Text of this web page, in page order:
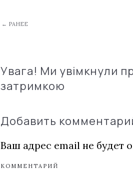
← РАНЕЕ
Увага! Ми увімкнули
затримкою
Добавить
Ваш адрес email не будет
КОММЕНТАРИЙ